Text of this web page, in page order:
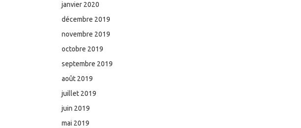
janvier 2020
décembre 2019
novembre 2019
octobre 2019
septembre 2019
août 2019
juillet 2019
juin 2019
mai 2019